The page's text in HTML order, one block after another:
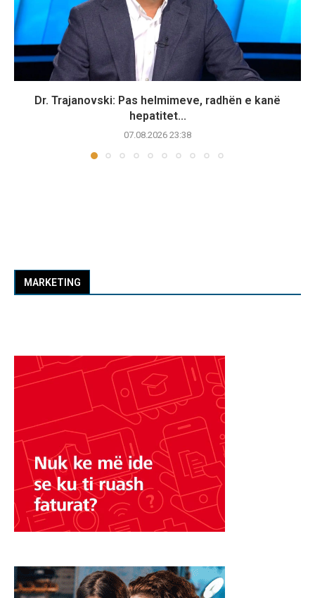
Dr. Trajanovski: Pas helmimeve, radhën e kanë
hepatitet...
07.08.2026 23:38
MARKETING